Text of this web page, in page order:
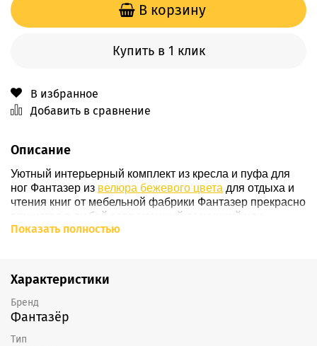
В корзину
Купить в 1 клик
В избранное
Добавить в сравнение
Описание
Уютный интерьерный комплект из кресла и пуфа для
ног Фантазер из велюра бежевого цвета для отдыха и
чтения книг от мебельной фабрики Фантазер прекрасно
впишется в любой современный домашний или
офисный интерьер, благодаря большому количеству
вкручивающихся в
умолчанию черным
материала
фанеры, состоящий из высокой
полным циклом производства кресла Фантазер Вы
Показать полностью
Характеристики
Бренд
Фантазёр
Тип